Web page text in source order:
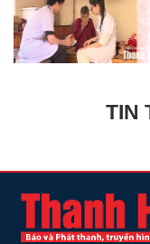
TIN